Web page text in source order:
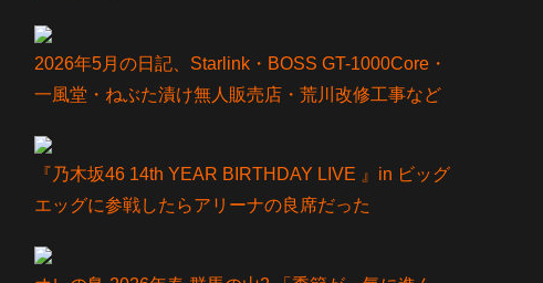
2026年5月の日記、Starlink・BOSS GT-1000Core・
一風堂・ねぶた漬け無人販売店・荒川改修工事など
『乃⽊坂46 14th YEAR BIRTHDAY LIVE 』in ビッグ
エッグに参戦したらアリーナの良席だった